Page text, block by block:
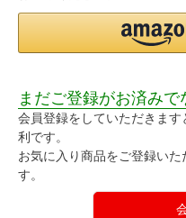
まだご登録がお済みで
会員登録をしていただきま
利です。
お気に入り商品をご登録い
す。